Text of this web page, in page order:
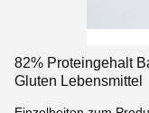
82% Proteingehalt
Gluten Lebensmittel